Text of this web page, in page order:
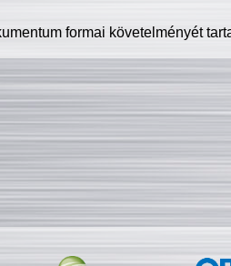
formai követelményét